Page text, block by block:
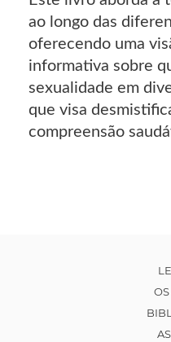
ao longo das
oferecendo uma
informativa sobre
sexualidade em
que visa
compreensão